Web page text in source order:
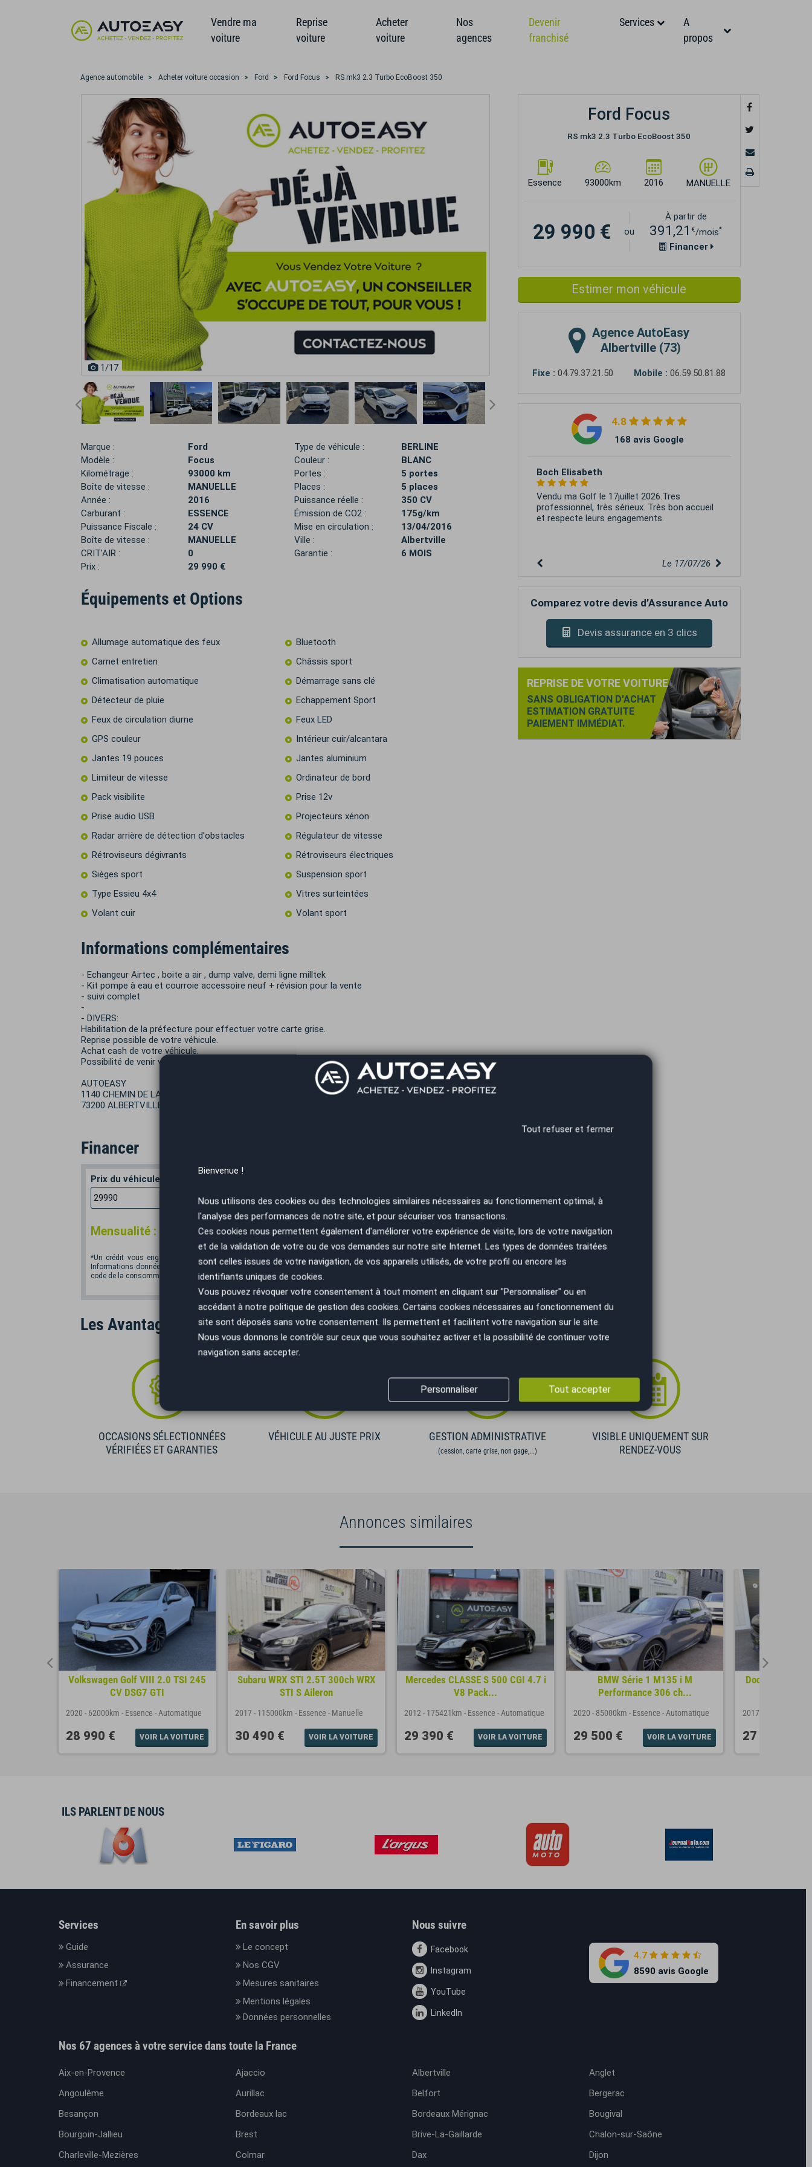
Vendre ma
voiture
Reprise
voiture
Acheter
voiture
Nos
agences
Devenir
franchisé
Services
A
propos
Agence automobile Acheter voiture occasion Ford Ford Focus RS mk3 2.3 Turbo EcoBoost 350
1/17
Marque :
Ford
Modèle :
Focus
Kilométrage :
93000 km
Boîte de vitesse :
MANUELLE
Année :
2016
Carburant :
ESSENCE
Puissance Fiscale :
24 CV
Boîte de vitesse :
MANUELLE
CRIT'AIR :
0
Prix :
29 990 €
Type de véhicule :
BERLINE
Couleur :
BLANC
Portes :
5 portes
Places :
5 places
Puissance réelle :
350 CV
Émission de CO2 :
175g/km
Mise en circulation :
13/04/2016
Ville :
Albertville
Garantie :
6 MOIS
Équipements et Options
Allumage automatique des feux
Bluetooth
Carnet entretien
Châssis sport
Climatisation automatique
Démarrage sans clé
Détecteur de pluie
Echappement Sport
Feux de circulation diurne
Feux LED
GPS couleur
Intérieur cuir/alcantara
Jantes 19 pouces
Jantes aluminium
Limiteur de vitesse
Ordinateur de bord
Pack visibilite
Prise 12v
Prise audio USB
Projecteurs xénon
Radar arrière de détection d'obstacles
Régulateur de vitesse
Rétroviseurs dégivrants
Rétroviseurs électriques
Sièges sport
Suspension sport
Type Essieu 4x4
Vitres surteintées
Volant cuir
Volant sport
Informations complémentaires
- Echangeur Airtec , boite a air , dump valve, demi ligne milltek
- Kit pompe à eau et courroie accessoire neuf + révision pour la vente
- suivi complet
-
- DIVERS:
Habilitation de la préfecture pour effectuer votre carte grise.
Reprise possible de votre véhicule.
Achat cash de votre véhicule.
Possibilité de venir vous chercher à la gare d'Albertville.
AUTOEASY
1140 CHEMIN DE LA CASSINE
73200 ALBERTVILLE
Financer
Prix du véhicule
€ €
Mensualité : €/mois* Recevoir la simulation
*Un crédit vous engage et doit être remboursé. Vérifiez vos capacités de remboursement avant de vous engager.
Informations données à titre indicatif et non contractuelles. Afin de respecter les dispositions de l'article L331.-4 du
code de la consommation. Crédit sans assurance. Voir conditions en agence.
Ford Focus
RS mk3 2.3 Turbo EcoBoost 350
Essence 93000km 2016 MANUELLE
29 990 € ou
À partir de
391,21 €/mois*
Financer
Estimer mon véhicule
Agence AutoEasy
Albertville (73)
Fixe : 04.79.37.21.50 Mobile : 06.59.50.81.88
4.8
168 avis Google
2 Là Haut Guides
Excellent accueil. Beaucoup d'attention à mes
demandes. Tout de bon
Le 15/07/26
Comparez votre devis d’Assurance Auto
Devis assurance en 3 clics
REPRISE DE VOTRE VOITURE
SANS OBLIGATION D'ACHAT
ESTIMATION GRATUITE
PAIEMENT IMMÉDIAT.
Les Avantages AutoEasy
OCCASIONS SÉLECTIONNÉES
VÉRIFIÉES ET GARANTIES
VÉHICULE AU JUSTE PRIX GESTION ADMINISTRATIVE
(cession, carte grise, non gage,...)
VISIBLE UNIQUEMENT SUR
RENDEZ-VOUS
Annonces similaires
Volkswagen Golf VIII 2.0 TSI 245
CV DSG7 GTI
2020 - 62000km - Essence -Automatique
28 990 € VOIR LA VOITURE
Subaru WRX STI 2.5T 300ch WRX
STI S Aileron
2017- 115000km - Essence - Manuelle
30 490 € VOIR LA VOITURE
Mercedes CLASSE S 500 CGI 4.7 i
V8 Pack...
2012- 175421km - Essence -Automatique
29 390 € VOIR LA VOITURE
BMW Série 1 M135 i M
Performance 306 ch...
2020 - 85000km - Essence -Automatique
29 500 € VOIR LA VOITURE
Dodge
2017
27 490 €
ILS PARLENT DE NOUS
Services
Guide
Assurance
Financement
En savoir plus
Le concept
Nos CGV
Mesures sanitaires
Mentions légales
Données personnelles
Nous suivre
Facebook
Instagram
YouTube
LinkedIn
4.7
8590 avis Google
Nos 67 agences à votre service dans toute la France
Aix-en-Provence Ajaccio Albertville
Anglet
Angoulême
Aurillac Belfort
Bergerac
Besançon
Bordeaux lac Bordeaux Mérignac
Bougival
Bourgoin-Jallieu
Brest Brive-La-Gaillarde
Chalon-sur-Saône
Charleville-Mezières
Colmar Dax Dijon
Tout refuser et fermer
Bienvenue !
Nous utilisons des cookies ou des technologies similaires nécessaires au fonctionnement optimal, à
l'analyse des performances de notre site, et pour sécuriser vos transactions.
Ces cookies nous permettent également d'améliorer votre expérience de visite, lors de votre navigation
et de la validation de votre ou de vos demandes sur notre site Internet. Les types de données traitées
sont celles issues de votre navigation, de vos appareils utilisés, de votre profil ou encore les
identifiants uniques de cookies.
Vous pouvez révoquer votre consentement à tout moment en cliquant sur "Personnaliser" ou en
accédant à notre politique de gestion des cookies. Certains cookies nécessaires au fonctionnement du
site sont déposés sans votre consentement. Ils permettent et facilitent votre navigation sur le site.
Nous vous donnons le contrôle sur ceux que vous souhaitez activer et la possibilité de continuer votre
navigation sans accepter.
Tout accepter
Personnaliser